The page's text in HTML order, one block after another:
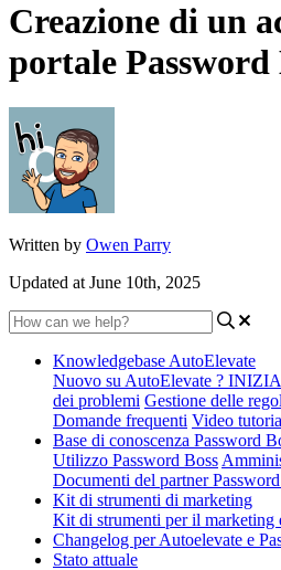
Creazione di un
portale Password
Written by Owen Parry
Updated at June 10th, 2025
Knowledgebase AutoElevate
Nuovo su AutoElevate ?
dei problemi Gestione delle
Domande frequenti Video
Base di conoscenza Password
Utilizzo Password Boss
Documenti del partner
Kit di strumenti di marketing
Kit di strumenti per il marketing
Changelog per Autoelevate e
Stato attuale